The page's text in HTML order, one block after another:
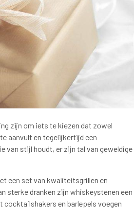
zijn om iets te kiezen dat zowel
aanvult en tegelijkertijd een
van stijl houdt, er zijn tal van geweldige
een set van kwaliteitsgrillen en
sterke dranken zijn whiskeystenen een
cocktailshakers en barlepels voegen